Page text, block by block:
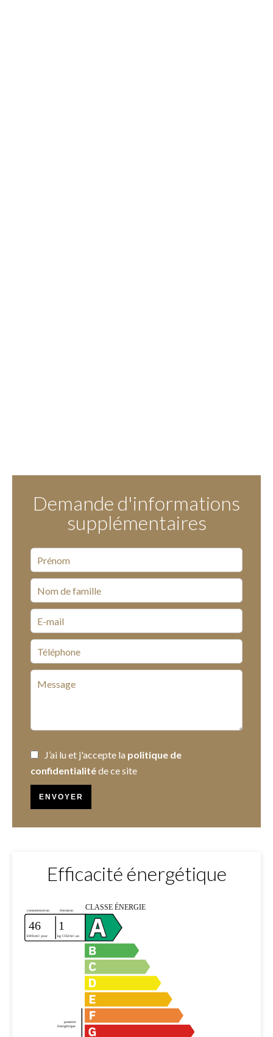
Demande d'informations
supplémentaires
J’ai lu et j'accepte la politique de
confidentialitéde ce site
ENVOYER
Efficacité énergétique